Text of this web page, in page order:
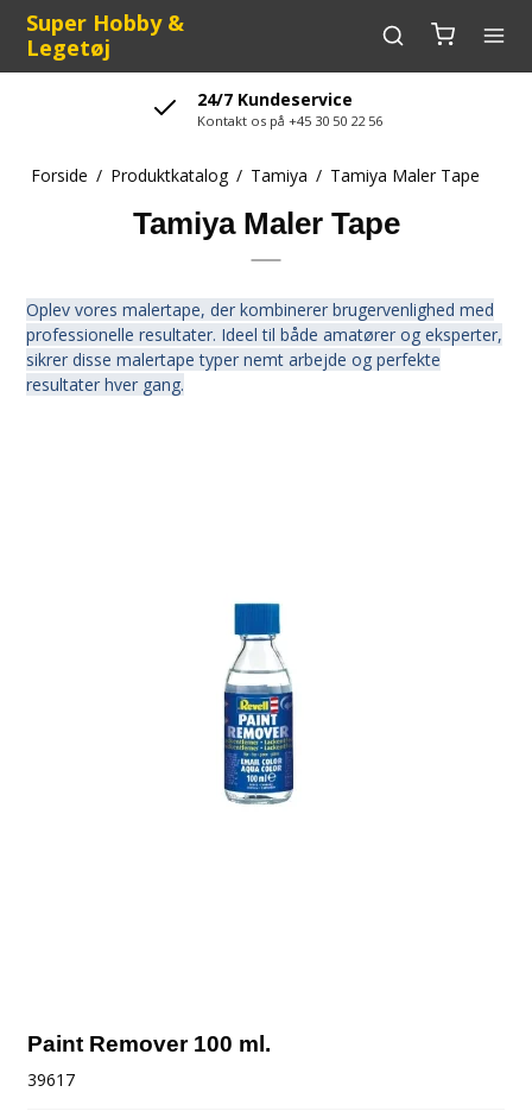
Super Hobby &
Legetøj
Sikker levering
Vare leveres hurtigt og sikkert med GLS
Forside / Produktkatalog / Tamiya / Tamiya Maler Tape
Tamiya Maler Tape
Oplev vores malertape, der kombinerer brugervenlighed med
professionelle resultater. Ideel til både amatører og eksperter,
sikrer disse malertape typer nemt arbejde og perfekte
resultater hver gang.
Paint Remover 100 ml.
39617